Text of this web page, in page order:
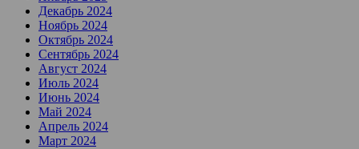
Декабрь 2024
Ноябрь 2024
Октябрь 2024
Сентябрь 2024
Август 2024
Июль 2024
Июнь 2024
Май 2024
Апрель 2024
Март 2024